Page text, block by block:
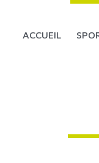
ACCUEIL
VTT